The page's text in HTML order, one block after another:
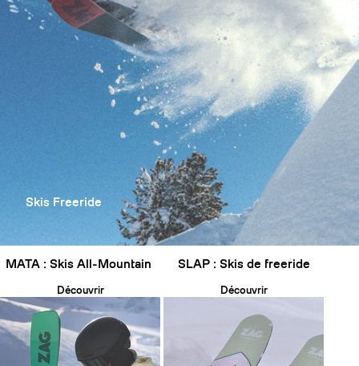
Skis Freeride
MATA : Skis All-Mountain
Découvrir
SLAP : Skis de freeride
Découvrir